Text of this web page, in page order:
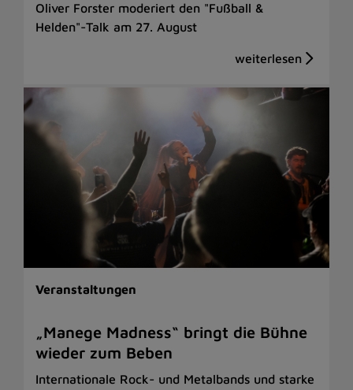
Oliver Forster moderiert den "Fußball &
Helden"-Talk am 27. August
Veranstaltungen
„Manege Madness“ bringt die Bühne
wieder zum Beben
Internationale Rock- und Metalbands und starke